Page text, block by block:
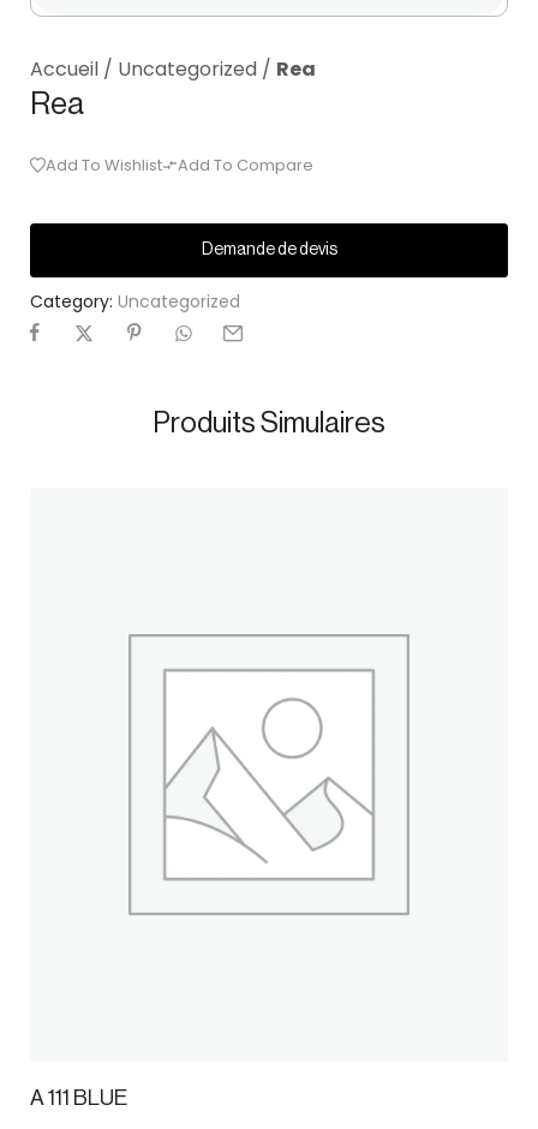
Accueil / Uncategorized / Rea
Rea
Add To Wishlist Add To Compare
Demande de devis
Category: Uncategorized
Produits Simulaires
A 111 BLUE